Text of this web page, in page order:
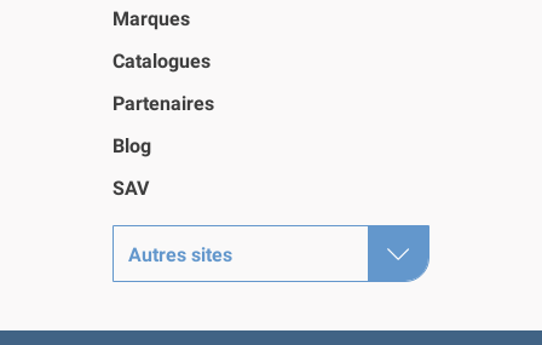
Marques
Catalogues
Partenaires
Blog
SAV
Autres sites